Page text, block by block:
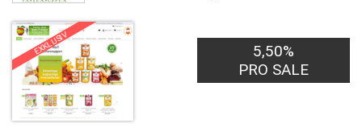
EXKLUSIV
5,50%
PRO SALE